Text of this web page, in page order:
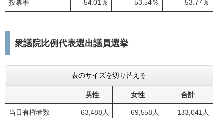
投票率 54.01％ 53.54％ 53.77％
衆議院比例代表選出議員選挙
表のサイズを切り替える
男性 女性 合計
当日有権者数 63,488人 69,558人 133,041人